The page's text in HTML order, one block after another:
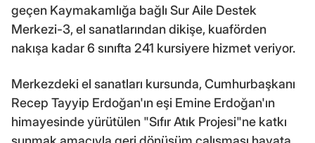
geçen Kaymakamlığa bağlı Sur Aile Destek
Merkezi-3, el sanatlarından dikişe, kuaförden
nakışa kadar 6 sınıfta 241 kursiyere hizmet veriyor.
Merkezdeki el sanatları kursunda, Cumhurbaşkanı
Recep Tayyip Erdoğan'ın eşi Emine Erdoğan'ın
himayesinde yürütülen "Sıfır Atık Projesi"ne katkı